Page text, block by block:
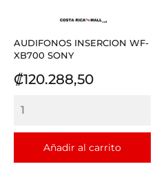
AUDIFONOS INSERCION WF-
XB700 SONY
Precio
₡120.288,50
Añadir al carrito